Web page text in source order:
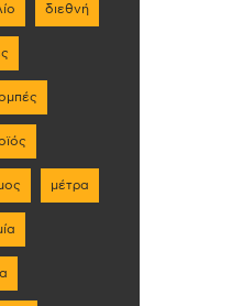
διεθνή
μέτρα